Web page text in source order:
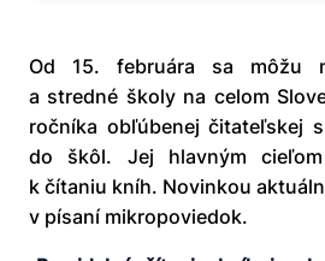
Od 15. februára sa môžu
a stredné školy na celom
ročníka obľúbenej čitateľskej
do škôl. Jej hlavným
k čítaniu kníh. Novinkou
v písaní mikropoviedok.